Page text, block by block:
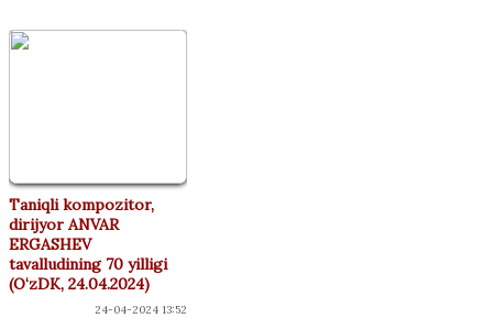
Taniqli kompozitor,
dirijyor ANVAR
ERGASHEV
tavalludining 70 yilligi
(O‘zDK, 24.04.2024)
24-04-2024 13:52